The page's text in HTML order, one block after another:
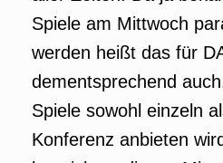
Spiele am Mittwoch
werden heißt das für
dementsprechend
Spiele sowohl einzeln
Konferenz anbieten